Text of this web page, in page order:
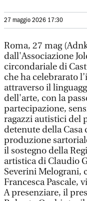
27 maggio 2026 17:30
Roma, 27 mag
dall'Associazione
circondariale di
che ha celebrarato
attraverso il
dell'arte, con la
partecipazione,
ragazzi autistici del
detenute della
produzione
il sostegno della
artistica di Claudio
Severini Melograni,
Francesca Pascale,
A presenziare, il